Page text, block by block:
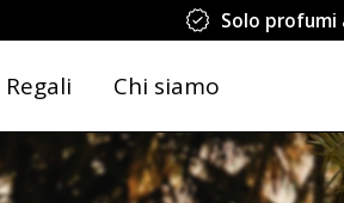
Solo profumi
Regali Chi siamo